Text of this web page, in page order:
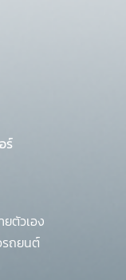
ร์
ตัวเอง
รถยนต์